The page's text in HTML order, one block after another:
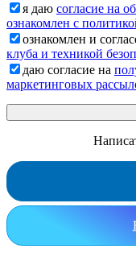
я даю согласие на
ознакомлен с
ознакомлен и
клуба и техникой
даю согласие на
маркетинговых